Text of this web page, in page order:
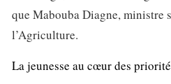
que Mabouba Diagne, ministre
l’Agriculture.
La jeunesse au cœur des